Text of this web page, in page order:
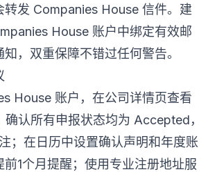
转发 Companies House 信件。建
House 账户中绑定有效邮
，双重保障不错过任何警告。
House 账户，在公司详情页查看
认所有申报状态均为 Accepted，
；在日历中设置确认声明和年度账
前1个月提醒；使用专业注册地址服